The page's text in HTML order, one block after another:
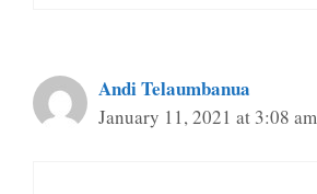
Andi Telaumbanua
January 11, 2021 at 3:08 am